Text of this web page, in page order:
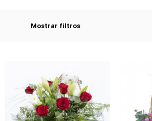
Mostrar filtros